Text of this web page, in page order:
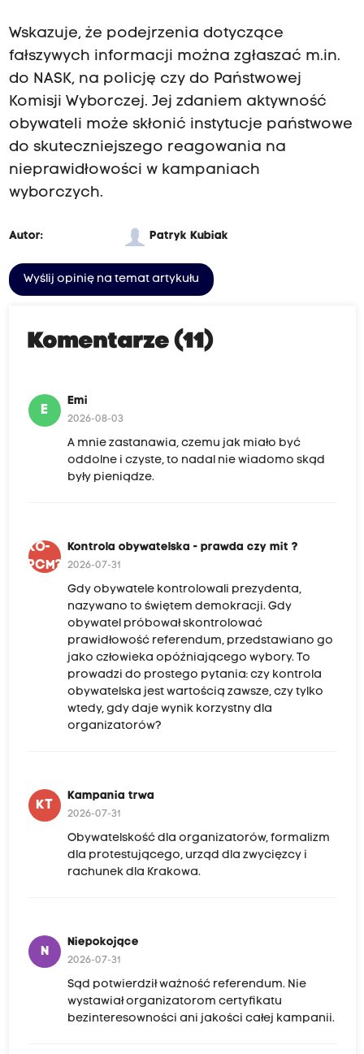
Wskazuje, że podejrzenia dotyczące
fałszywych informacji można zgłaszać m.in.
do NASK, na policję czy do Państwowej
Komisji Wyborczej. Jej zdaniem aktywność
obywateli może skłonić instytucje państwowe
do skuteczniejszego reagowania na
nieprawidłowości w kampaniach
wyborczych.
Autor: Patryk Kubiak
Wyślij opinię na temat artykułu
Komentarze (11)
E
Emi
2026-08-03
A mnie zastanawia, czemu jak miało być
oddolne i czyste, to nadal nie wiadomo skąd
były pieniądze.
KO-
PCM?
Kontrola obywatelska - prawda czy mit ?
2026-07-31
Gdy obywatele kontrolowali prezydenta,
nazywano to świętem demokracji. Gdy
obywatel próbował skontrolować
prawidłowość referendum, przedstawiano go
jako człowieka opóźniającego wybory. To
prowadzi do prostego pytania: czy kontrola
obywatelska jest wartością zawsze, czy tylko
wtedy, gdy daje wynik korzystny dla
organizatorów?
KT
Kampania trwa
2026-07-31
Obywatelskość dla organizatorów, formalizm
dla protestującego, urząd dla zwycięzcy i
rachunek dla Krakowa.
N
Niepokojące
2026-07-31
Sąd potwierdził ważność referendum. Nie
wystawiał organizatorom certyfikatu
bezinteresowności ani jakości całej kampanii.